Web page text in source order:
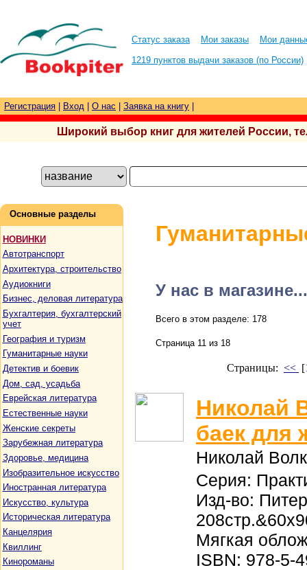
Статус заказа Мои заказы
Мои
1219 пунктов выдачи заказов (по России)
Регистрация Вход О нас Заявка на книгу
Широкий выбор книг для жителей России,
Основные разделы
НОВИНКИ
Автотранспорт
Архитектура, строительство
Аудиокниги
Бизнес, деловая литература
Бухгалтерия, бухгалтерский
учет
География и туризм
Гуманитарные науки
Детектив и боевик
Дом, сад, усадьба
Еврейская литература
Естественные науки
Женские секреты
Зарубежная литература
Здоровье, медицина
Изобразительное искусство
Иностранная литература
Искусство, культура
Историческая литература
Канцелярия
Квиллинг
Кинороманы
У нас в магазине...
Всего в этом разделе: 178
Страница 11 из 18
Страницы: <<
Николай
баек для
Николай
Серия:
Изд-во:
Мягкая
ISBN: 978-5-